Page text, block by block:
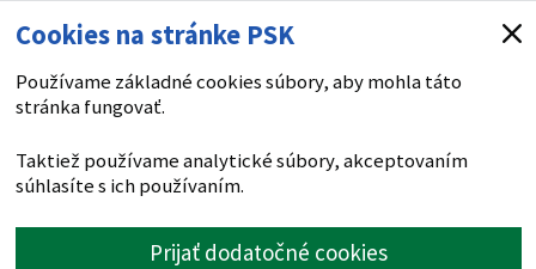
Cookies na stránke PSK
Používame základné cookies súbory, aby mohla táto
stránka fungovať.
Taktiež používame analytické súbory, akceptovaním
súhlasíte s ich používaním.
Prijať dodatočné cookies